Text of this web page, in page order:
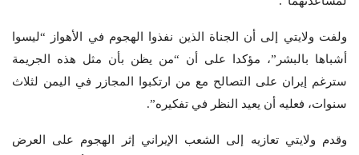
ولفت ولايتي إلى أن الجناة الذين نفذوا الهجوم في الأهواز “لیسوا
أشباها بالبشر”، مؤكدا على أن “من یظن بأن مثل هذه الجریمة
سترغم إیران على التصالح مع من ارتكبوا المجازر في الیمن لثلاث
سنوات، فعلیه أن یعید النظر في تفكیره”.
وقدم ولایتي تعازیه إلی الشعب الإيراني إثر الهجوم على العرض